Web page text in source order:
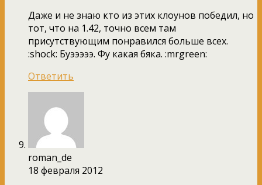
Даже и не знаю кто из этих клоунов победил, но
тот, что на 1.42, точно всем там
присутствующим понравился больше всех.
:shock: Буэээээ. Фу какая бяка. :mrgreen:
Ответить
roman_de
18 февраля 2012